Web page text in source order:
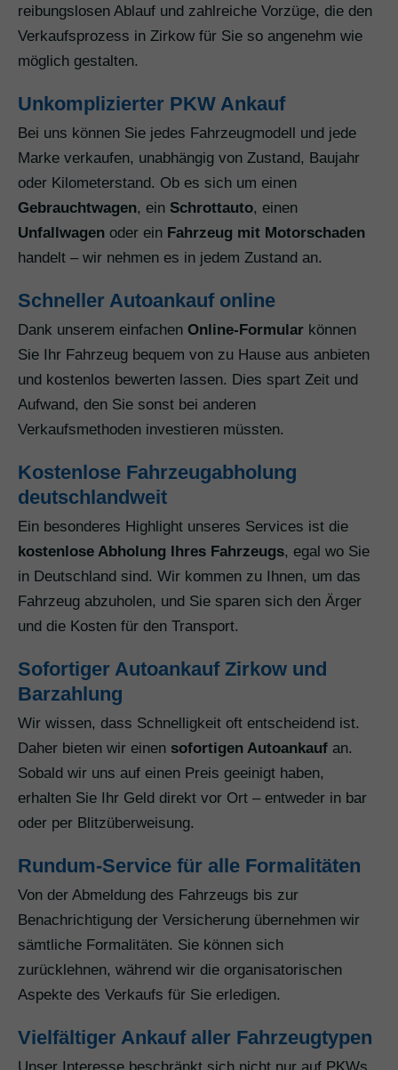
reibungslosen Ablauf und zahlreiche Vorzüge, die den
Verkaufsprozess in Zirkow für Sie so angenehm wie
möglich gestalten.
Unkomplizierter PKW Ankauf
Bei uns können Sie jedes Fahrzeugmodell und jede
Marke verkaufen, unabhängig von Zustand, Baujahr
oder Kilometerstand. Ob es sich um einen
Gebrauchtwagen, ein Schrottauto, einen
Unfallwagen oder ein Fahrzeug mit Motorschaden
handelt – wir nehmen es in jedem Zustand an.
Schneller Autoankauf online
Dank unserem einfachen Online-Formular können
Sie Ihr Fahrzeug bequem von zu Hause aus anbieten
und kostenlos bewerten lassen. Dies spart Zeit und
Aufwand, den Sie sonst bei anderen
Verkaufsmethoden investieren müssten.
Kostenlose Fahrzeugabholung
deutschlandweit
Ein besonderes Highlight unseres Services ist die
kostenlose Abholung Ihres Fahrzeugs, egal wo Sie
in Deutschland sind. Wir kommen zu Ihnen, um das
Fahrzeug abzuholen, und Sie sparen sich den Ärger
und die Kosten für den Transport.
Sofortiger Autoankauf Zirkow und
Barzahlung
Wir wissen, dass Schnelligkeit oft entscheidend ist.
Daher bieten wir einen sofortigen Autoankauf an.
Sobald wir uns auf einen Preis geeinigt haben,
erhalten Sie Ihr Geld direkt vor Ort – entweder in bar
oder per Blitzüberweisung.
Rundum-Service für alle Formalitäten
Von der Abmeldung des Fahrzeugs bis zur
Benachrichtigung der Versicherung übernehmen wir
sämtliche Formalitäten. Sie können sich
zurücklehnen, während wir die organisatorischen
Aspekte des Verkaufs für Sie erledigen.
Vielfältiger Ankauf aller Fahrzeugtypen